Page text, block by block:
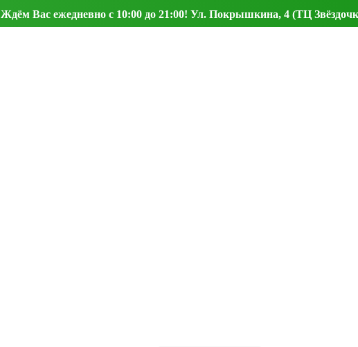
Ждём Вас ежедневно с 10:00 до 21:00! Ул. Покрышкина, 4 (ТЦ